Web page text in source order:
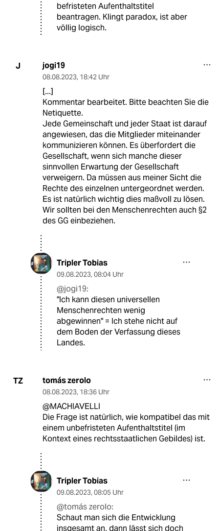
befristeten Aufenthaltstitel
beantragen. Klingt paradox, ist aber
völlig logisch.
J jogi19
08.08.2023, 18:42 Uhr
[...]
Kommentar bearbeitet. Bitte beachten Sie die
Netiquette.
Jede Gemeinschaft und jeder Staat ist darauf
angewiesen, das die Mitglieder miteinander
kommunizieren können. Es überfordert die
Gesellschaft, wenn sich manche dieser
sinnvollen Erwartung der Gesellschaft
verweigern. Da müssen aus meiner Sicht die
Rechte des einzelnen untergeordnet werden.
Es ist natürlich wichtig dies maßvoll zu lösen.
Wir sollten bei den Menschenrechten auch §2
des GG einbeziehen.
Tripler Tobias
09.08.2023, 08:04 Uhr
@jogi19:
"Ich kann diesen universellen
Menschenrechten wenig
abgewinnen" = Ich stehe nicht auf
dem Boden der Verfassung dieses
Landes.
TZ tomás zerolo
08.08.2023, 18:36 Uhr
@MACHIAVELLI
Die Frage ist natürlich, wie kompatibel das mit
einem unbefristeten Aufenthaltstitel (im
Kontext eines rechtsstaatlichen Gebildes) ist.
Tripler Tobias
09.08.2023, 08:05 Uhr
@tomás zerolo:
Schaut man sich die Entwicklung
insgesamt an, dann lässt sich doch